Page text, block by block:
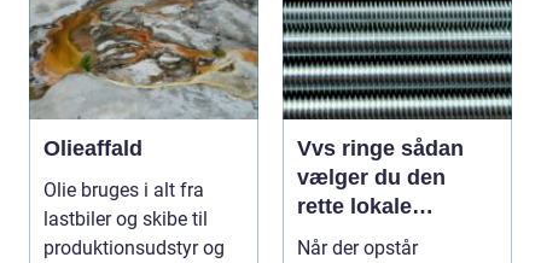
Olieaffald
Olie bruges i alt fra
lastbiler og skibe til
produktionsudstyr og
Vvs ringe sådan
vælger du den
rette lokale
installatør
Når der opstår